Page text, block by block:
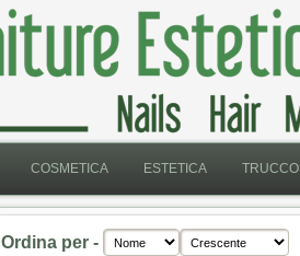
COSMETICA ESTETICA TRUCCO
Ordina per -